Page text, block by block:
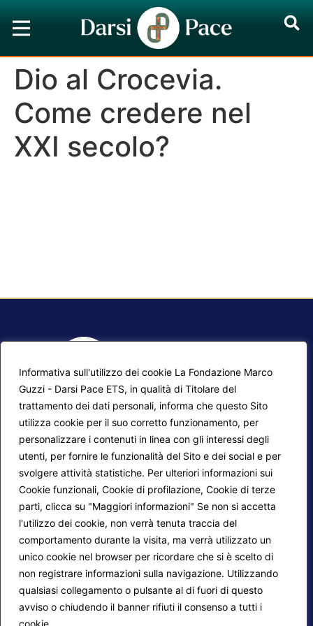
Informativa sull'utilizzo dei cookie La Fondazione Marco
Guzzi - Darsi Pace ETS, in qualità di Titolare del
trattamento dei dati personali, informa che questo Sito
utilizza cookie per il suo corretto funzionamento, per
personalizzare i contenuti in linea con gli interessi degli
utenti, per fornire le funzionalità del Sito e dei social e per
svolgere attività statistiche. Per ulteriori informazioni sui
Cookie funzionali, Cookie di profilazione, Cookie di terze
parti, clicca su "Maggiori informazioni" Se non si accetta
l'utilizzo dei cookie, non verrà tenuta traccia del
comportamento durante la visita, ma verrà utilizzato un
unico cookie nel browser per ricordare che si è scelto di
non registrare informazioni sulla navigazione. Utilizzando
qualsiasi collegamento o pulsante al di fuori di questo
avviso o chiudendo il banner rifiuti il consenso a tutti i
cookie.
Dio al Crocevia.
Come credere nel
XXI secolo?
Mappa del sito
Progetti Darsi Pace
Login redattori
Calendario corsi
Privacy Policy
Cookie Policy
Seguici su: